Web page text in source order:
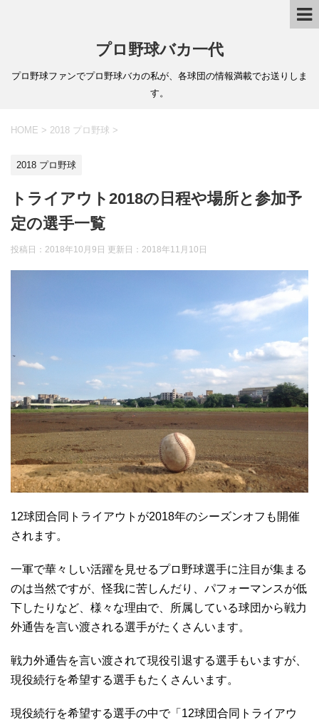
プロ野球バカ一代
プロ野球ファンでプロ野球バカの私が、各球団の情報満載でお送りしま
す。
HOME > 2018 プロ野球 >
2018 プロ野球
トライアウト2018の日程や場所と参加予
定の選手一覧
投稿日：2018年10月9日 更新日： 2018年11月10日
12球団合同トライアウトが2018年のシーズンオフも開催
されます。
一軍で華々しい活躍を見せるプロ野球選手に注目が集まる
のは当然ですが、怪我に苦しんだり、パフォーマンスが低
下したりなど、様々な理由で、所属している球団から戦力
外通告を言い渡される選手がたくさんいます。
戦力外通告を言い渡されて現役引退する選手もいますが、
現役続行を希望する選手もたくさんいます。
現役続行を希望する選手の中で「12球団合同トライアウ